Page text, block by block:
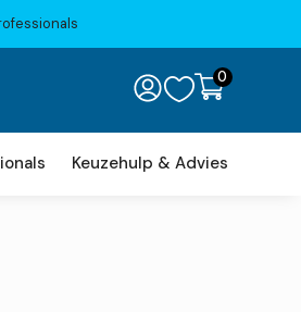
 0
Keuzehulp & Advies